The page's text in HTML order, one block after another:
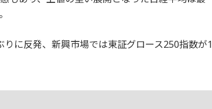
に反発、新興市場では東証グロース250指数が1